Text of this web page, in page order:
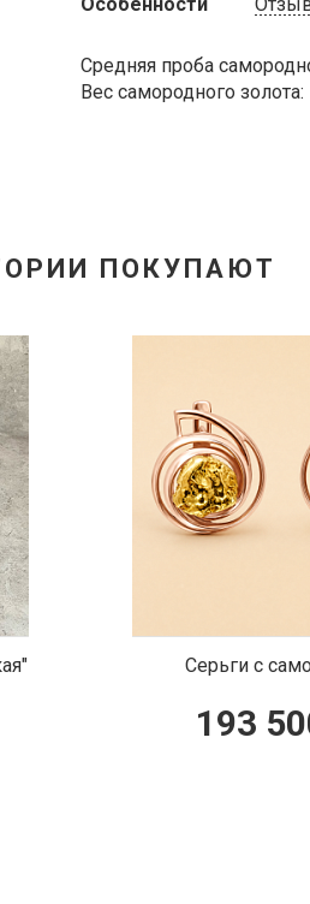
Средняя проба
Вес самородного
ПОКУПАЮТ
Полусапоги
40